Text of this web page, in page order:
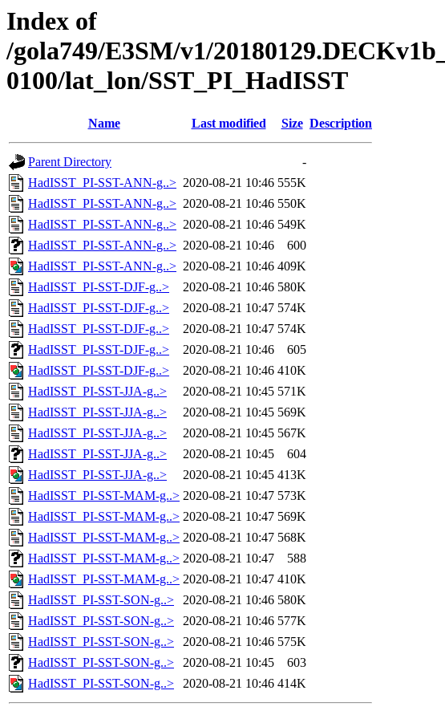
Index of
/gola749/E3SM/v1/
0100/lat_lon/SST_PI_HadISST
Name Last modified Size Description
Parent Directory
-
HadISST_PI-SST-ANN-g..> 2020-08-21 10:46 555K
HadISST_PI-SST-ANN-g..> 2020-08-21 10:46 550K
HadISST_PI-SST-ANN-g..> 2020-08-21 10:46 549K
HadISST_PI-SST-ANN-g..> 2020-08-21 10:46
600
HadISST_PI-SST-ANN-g..> 2020-08-21 10:46 409K
HadISST_PI-SST-DJF-g..>
2020-08-21 10:46 580K
HadISST_PI-SST-DJF-g..>
2020-08-21 10:47 574K
HadISST_PI-SST-DJF-g..>
2020-08-21 10:47 574K
HadISST_PI-SST-DJF-g..>
2020-08-21 10:46
605
HadISST_PI-SST-DJF-g..>
2020-08-21 10:46 410K
HadISST_PI-SST-JJA-g..>
2020-08-21 10:45 571K
HadISST_PI-SST-JJA-g..>
2020-08-21 10:45 569K
HadISST_PI-SST-JJA-g..>
2020-08-21 10:45 567K
HadISST_PI-SST-JJA-g..>
2020-08-21 10:45
604
HadISST_PI-SST-JJA-g..>
2020-08-21 10:45 413K
HadISST_PI-SST-MAM-g..> 2020-08-21 10:47 573K
HadISST_PI-SST-MAM-g..> 2020-08-21 10:47 569K
HadISST_PI-SST-MAM-g..> 2020-08-21 10:47 568K
HadISST_PI-SST-MAM-g..> 2020-08-21 10:47
588
HadISST_PI-SST-MAM-g..> 2020-08-21 10:47 410K
HadISST_PI-SST-SON-g..>
2020-08-21 10:46 580K
HadISST_PI-SST-SON-g..>
2020-08-21 10:46 577K
HadISST_PI-SST-SON-g..>
2020-08-21 10:46 575K
HadISST_PI-SST-SON-g..>
2020-08-21 10:45
603
HadISST_PI-SST-SON-g..>
2020-08-21 10:46 414K